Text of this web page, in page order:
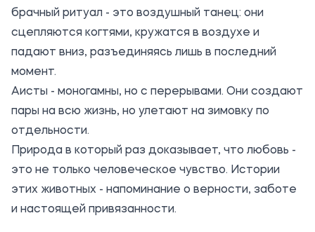
брачный ритуал - это воздушный танец: они
сцепляются когтями, кружатся в воздухе и
падают вниз, разъединяясь лишь в последний
момент.
Аисты - моногамны, но с перерывами. Они создают
пары на всю жизнь, но улетают на зимовку по
отдельности.
Природа в который раз доказывает, что любовь -
это не только человеческое чувство. Истории
этих животных - напоминание о верности, заботе
и настоящей привязанности.